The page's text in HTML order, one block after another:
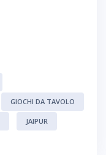
GIOCHI DA TAVOLO
JAIPUR